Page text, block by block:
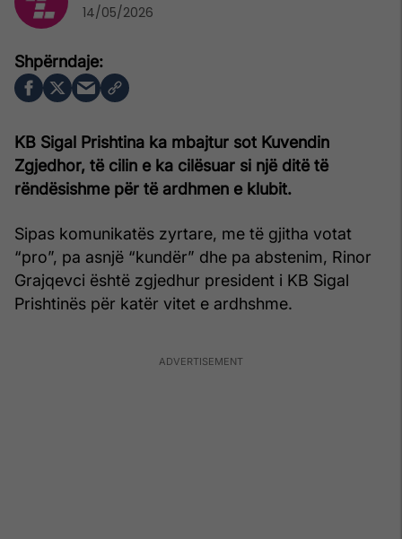
KB Sigal Prishtina ka mbajtur sot Kuvendin
Zgjedhor, të cilin e ka cilësuar si një ditë të
rëndësishme për të ardhmen e klubit.
Sipas komunikatës zyrtare, me të gjitha votat
“pro”, pa asnjë “kundër” dhe pa abstenim, Rinor
Grajqevci është zgjedhur president i KB Sigal
Prishtinës për katër vitet e ardhshme.
14/05/2026